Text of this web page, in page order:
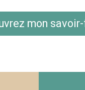
mon